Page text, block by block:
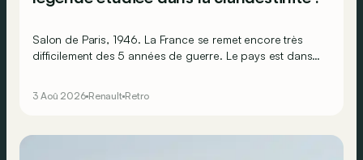
Salon de Paris, 1946. La France se remet encore très
difficilement des 5 années de guerre. Le pays est dans
fixe, car sur le stand Renault, il y a la promesse de
3 Aoû 2026 Renault Retro